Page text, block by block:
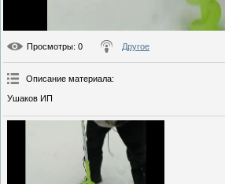
Просмотры: 0 Другое
Описание материала:
Ушаков ИП